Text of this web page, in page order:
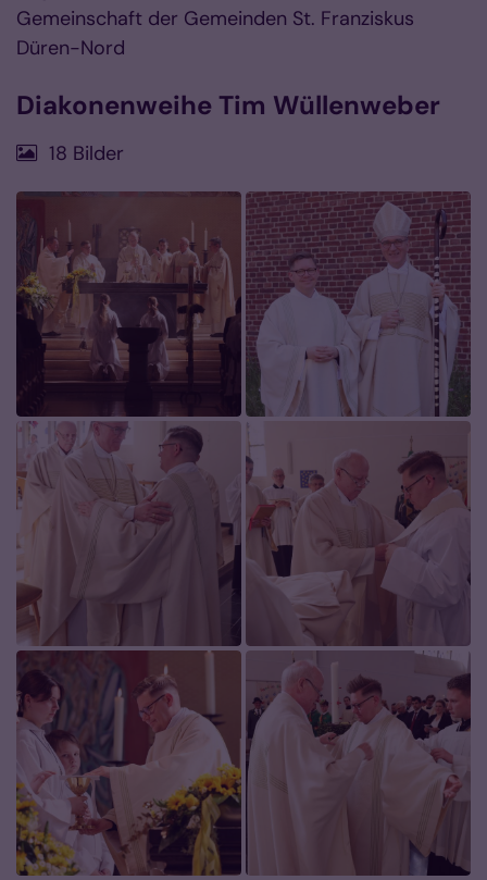
Gemeinschaft der Gemeinden St. Franziskus
Düren-Nord
Diakonenweihe Tim Wüllenweber
18 Bilder